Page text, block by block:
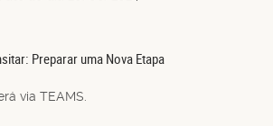
Preparar uma Nova Etapa
via TEAMS.